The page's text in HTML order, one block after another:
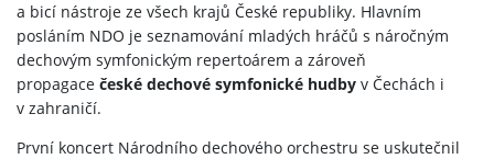
a bicí nástroje ze všech krajů České republiky. Hlavním
posláním NDO je seznamování mladých hráčů s náročným
dechovým symfonickým repertoárem a zároveň
propagace české dechové symfonické hudby v Čechách i
v zahraničí.
První koncert Národního dechového orchestru se uskutečnil